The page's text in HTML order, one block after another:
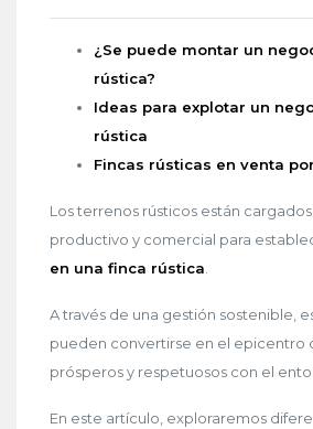
¿Se puede montar un
rústica?
Ideas para explotar un
rústica
Fincas rústicas en venta
Los terrenos rústicos están
productivo y comercial para
en una finca rústica.
A través de una gestión sostenible,
pueden convertirse en el epicentro
prósperos y respetuosos con el
En este artículo, exploraremos